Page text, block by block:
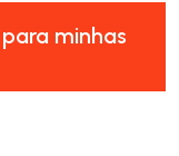
minhas